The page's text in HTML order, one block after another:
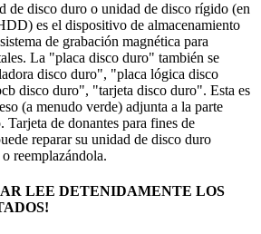
de disco duro o unidad de disco rígido (en
es el dispositivo de almacenamiento
de grabación magnética para
La "placa disco duro" también se
disco duro", "placa lógica disco
disco duro", "tarjeta disco duro". Esta es
(a menudo verde) adjunta a la parte
de donantes para fines de
reparar su unidad de disco duro
reemplazándola.
LEE DETENIDAMENTE LOS